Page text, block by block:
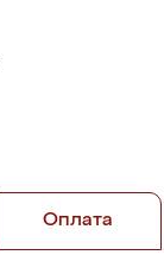
Оплата